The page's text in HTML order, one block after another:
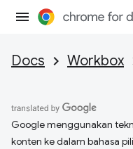
Docs Workbox
Google menggunakan
konten ke dalam bahasa